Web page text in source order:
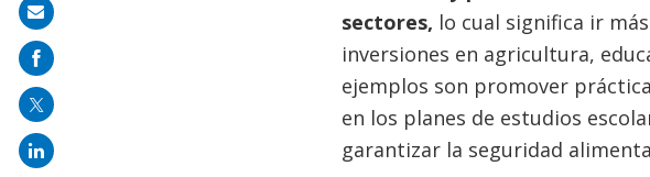
sectores, lo cual significa ir
inversiones en agricultura,
ejemplos son promover
en los planes de estudios
garantizar la seguridad
Share
on
mail